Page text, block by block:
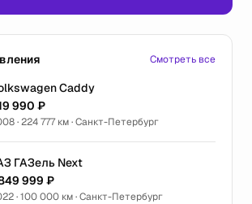
Смотреть все
Caddy
990 ₽
· 224 777 км · Санкт-Петербург
ГАЗель Next
999 ₽
· 100 000 км · Санкт-Петербург